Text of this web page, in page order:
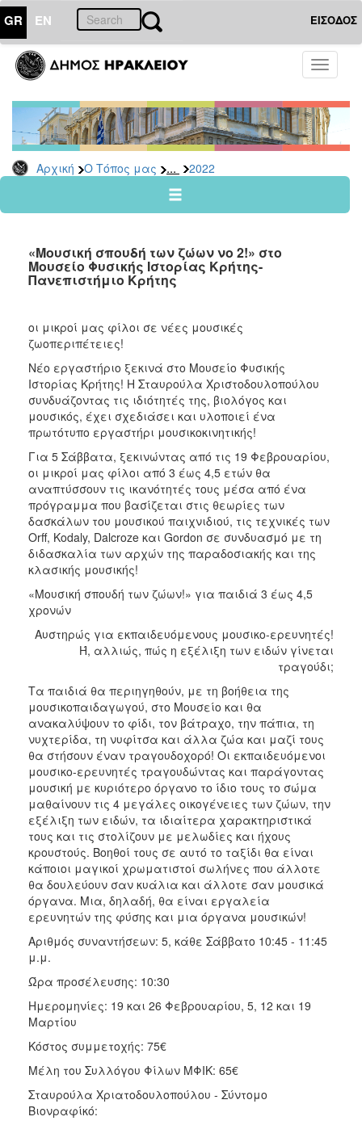
GR EN ΕΙΣΟΔΟΣ
Toggle
Αρχική Ο Τόπος μας ... 2022
ΤΟΠΟΣ
ΜΑΣ
Ανακοινώσεις
Αρχείο
2026
2024
2022
2021
2019
2017
2016
2015
2012
2011
ΔΗΜΟΣ
ΠΟΛΙΤΙΣΜΟΣ
ΑΝΘΕΚΤΙΚΗ
«Μουσική σπουδή των ζώων νο 2!» στο
Μουσείο Φυσικής Ιστορίας Κρήτης-
Πανεπιστήμιο Κρήτης
οι μικροί μας φίλοι σε νέες μουσικές
ζωοπεριπέτειες!
Νέο εργαστήριο ξεκινά στο Μουσείο Φυσικής
Ιστορίας Κρήτης! Η Σταυρούλα Χριστοδουλοπούλου
συνδυάζοντας τις ιδιότητές της, βιολόγος και
μουσικός, έχει σχεδιάσει και υλοποιεί ένα
πρωτότυπο εργαστήρι μουσικοκινητικής!
Για 5 Σάββατα, ξεκινώντας από τις 19 Φεβρουαρίου,
οι μικροί μας φίλοι από 3 έως 4,5 ετών θα
αναπτύσσουν τις ικανότητές τους μέσα από ένα
πρόγραμμα που βασίζεται στις θεωρίες των
δασκάλων του μουσικού παιχνιδιού, τις τεχνικές των
Orff, Kodaly, Dalcroze και Gordon σε συνδυασμό με τη
διδασκαλία των αρχών της παραδοσιακής και της
κλασικής μουσικής!
«Μουσική σπουδή των ζώων!» για παιδιά 3 έως 4,5
χρονών
Αυστηρώς για εκπαιδευόμενους μουσικο-ερευνητές!
Ή, αλλιώς, πώς η εξέλιξη των ειδών γίνεται
τραγούδι;
Τα παιδιά θα περιηγηθούν, με τη βοήθεια της
μουσικοπαιδαγωγού, στο Μουσείο και θα
ανακαλύψουν το φίδι, τον βάτραχο, την πάπια, τη
νυχτερίδα, τη νυφίτσα και άλλα ζώα και μαζί τους
θα στήσουν έναν τραγουδοχορό! Οι εκπαιδευόμενοι
μουσικο-ερευνητές τραγουδώντας και παράγοντας
μουσική με κυριότερο όργανο το ίδιο τους το σώμα
μαθαίνουν τις 4 μεγάλες οικογένειες των ζώων, την
εξέλιξη των ειδών, τα ιδιαίτερα χαρακτηριστικά
τους και τις στολίζουν με μελωδίες και ήχους
κρουστούς. Βοηθοί τους σε αυτό το ταξίδι θα είναι
κάποιοι μαγικοί χρωματιστοί σωλήνες που άλλοτε
θα δουλεύουν σαν κυάλια και άλλοτε σαν μουσικά
όργανα. Μια, δηλαδή, θα είναι εργαλεία
ερευνητών της φύσης και μια όργανα μουσικών!
Αριθμός συναντήσεων: 5, κάθε Σάββατο 10:45 - 11:45
μ.μ.
Ώρα προσέλευσης: 10:30
Ημερομηνίες: 19 και 26 Φεβρουαρίου, 5, 12 και 19
Μαρτίου
Κόστος συμμετοχής: 75€
Μέλη του Συλλόγου Φίλων ΜΦΙΚ: 65€
Σταυρούλα Χριατοδουλοπούλου - Σύντομο
Βιονραφίκό: